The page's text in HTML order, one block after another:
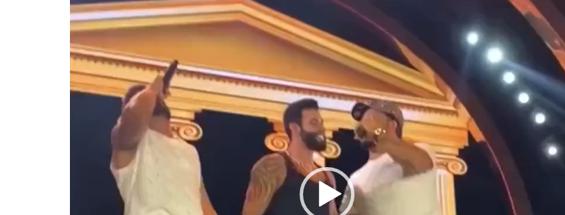
de
vídeo